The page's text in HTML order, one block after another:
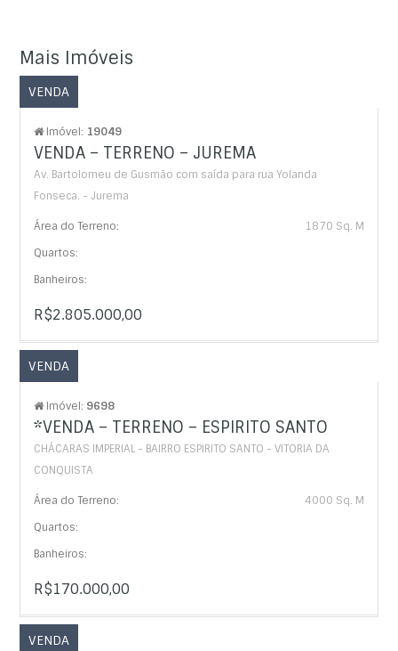
Mais Imóveis
VENDA
Imóvel: 19049
VENDA – TERRENO – JUREMA
Av. Bartolomeu de Gusmão com saída para rua Yolanda
Fonseca. - Jurema
Área do Terreno:
1870 Sq. M
Quartos:
Banheiros:
R$2.805.000,00
VENDA
Imóvel: 9698
*VENDA – TERRENO – ESPIRITO SANTO
CHÁCARAS IMPERIAL - BAIRRO ESPIRITO SANTO - VITORIA DA
CONQUISTA
Área do Terreno:
4000 Sq. M
Quartos:
Banheiros:
R$170.000,00
VENDA